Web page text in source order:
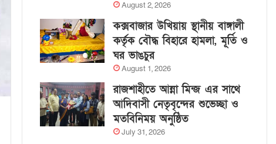
August 2, 2026
কক্সবাজার উখিয়ায় স্থানীয় বাঙ্গালী
কর্তৃক বৌদ্ধ বিহারে হামলা, মূর্তি ও
ঘর ভাঙচুর
August 1, 2026
রাজশাহীতে আন্না মিন্জ এর সাথে
আদিবাসী নেতৃবৃন্দের শুভেচ্ছা ও
মতবিনিময় অনুষ্ঠিত
July 31, 2026